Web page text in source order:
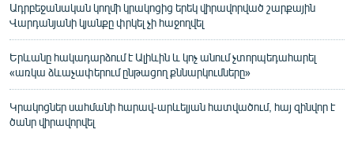
Ադրբեջանական կողմի կրակոցից երեկ վիրավորված շարքային
Վարդանյանի կյանքը փրկել չի հաջողվել
Երևանը հակադարձում է Ալիևին և կոչ անում չտորպեդահարել
«առկա ձևաչափերում ընթացող քննարկումները»
Կրակոցներ սահմանի հարավ-արևելյան հատվածում, հայ զինվոր է
ծանր վիրավորվել